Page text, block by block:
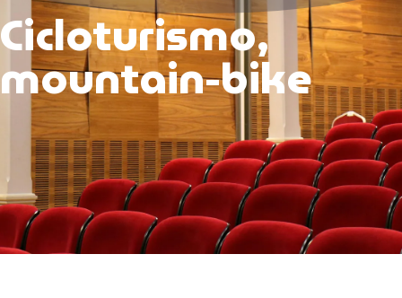
Cicloturismo,
mountain-bike